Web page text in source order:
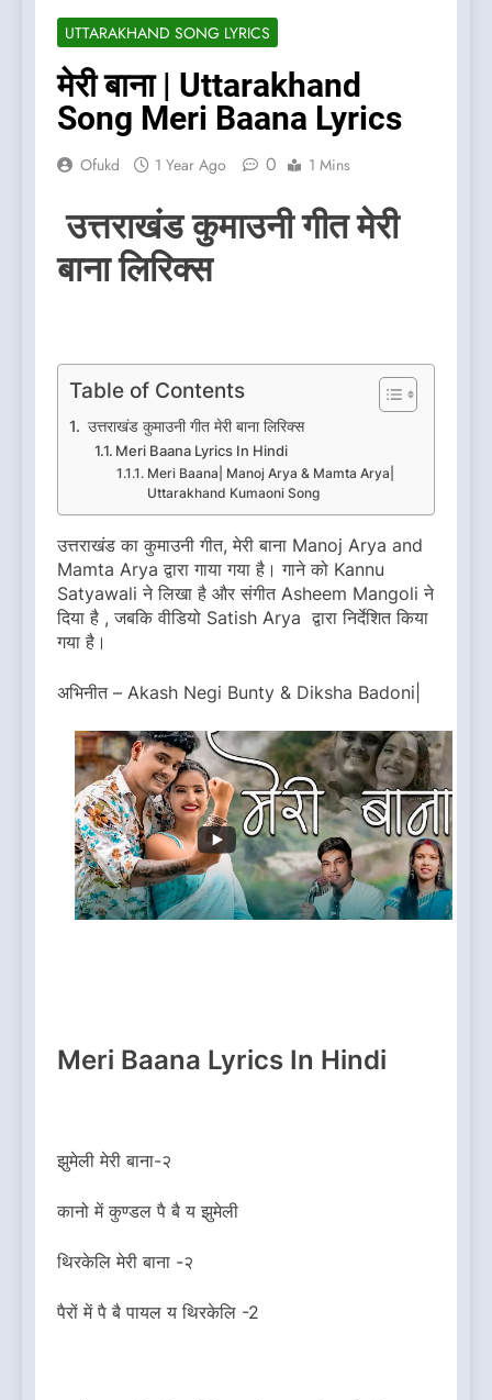
UTTARAKHAND SONG LYRICS
मेरी बाना | Uttarakhand
Song Meri Baana Lyrics
Ofukd 1 Year Ago 0 1 Mins
उत्तराखंड कुमाउनी गीत मेरी
बाना लिरिक्स
Table of Contents
उत्तराखंड कुमाउनी गीत मेरी बाना लिरिक्स
Meri Baana Lyrics In Hindi
Meri Baana| Manoj Arya & Mamta Arya|
Uttarakhand Kumaoni Song
उत्तराखंड का कुमाउनी गीत, मेरी बाना Manoj Arya and
Mamta Arya द्वारा गाया गया है। गाने को Kannu
Satyawali ने लिखा है और संगीत Asheem Mangoli ने
दिया है , जबकि वीडियो Satish Arya द्वारा निर्देशित किया
गया है।
अभिनीत – Akash Negi Bunty & Diksha Badoni|
Meri Baana Lyrics In Hindi
झुमेली मेरी बाना-२
कानो में कुण्डल पै बै य झुमेली
थिरकेलि मेरी बाना -२
पैरों में पै बै पायल य थिरकेलि -2